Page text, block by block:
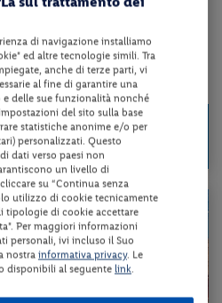
+ assicurazione medico/...
da 137 € per notte
da 955 €
di navigazione installiamo
ed altre tecnologie simili. Tra
anche di terze parti, vi
al fine di garantire una
delle sue funzionalità nonché
del sito sulla base
statistiche anonime e/o per
personalizzati. Questo
dati verso paesi non
un livello di
su “Continua senza
utilizzo di cookie tecnicamente
tipologie di cookie accettare
Per maggiori informazioni
personali, ivi incluso il Suo
nostra informativa privacy. Le
disponibili al seguente link.